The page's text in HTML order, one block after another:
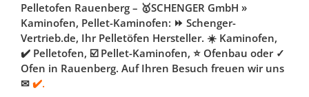
Pelletofen Rauenberg – 🥇SCHENGER GmbH »
Kaminofen, Pellet-Kaminofen: ⏩ Schenger-
Vertrieb.de, Ihr Pelletöfen Hersteller. ☀️ Kaminofen,
✔️ Pelletofen, ☑️ Pellet-Kaminofen, ⭐ Ofenbau oder ✓
Ofen in Rauenberg. Auf Ihren Besuch freuen wir uns
✉ ✔️.